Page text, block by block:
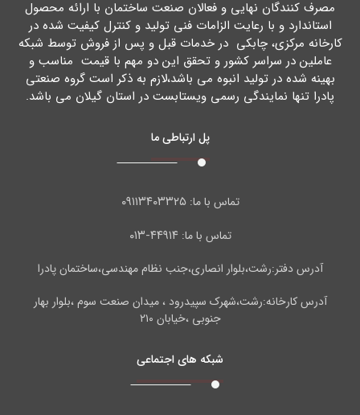
مصرف کنندگان نهایی و فعالان صنعت ساختمان با ارائه محصول
استاندارد و با رعایت الزامات فنی تولید و کنترل کیفیت شده در
کارخانه مرکزي، چابکی در خدمات قبل و پس از فروش توسط شبکه
عاملین در سراسر کشور و تحقق این دو مهم با قیمت مناسب و
بهینه شده در تولید انبوه می باشد،لازم به ذکر است گروه صنعتی
پادرا تنها نمایندگی رسمی ویستابست در استان گیلان می باشد.
پل ارتباطی ما
تماس با ما:۰۹۱۱۳۴۰۳۳۲۵
تماس با ما: ۴۴۹۱۴-۰۱۳
آدرس دفتر:رشت،بلوار انصاری،جنب نظام مهندسی،ساختمان پادرا
آدرس کارخانه:رشت،شهرک سپیدرود ، میدان صنعت سوم ،بلوار بهار
جنوبی ،خیابان ۲۱۰
شبکه های اجتماعی